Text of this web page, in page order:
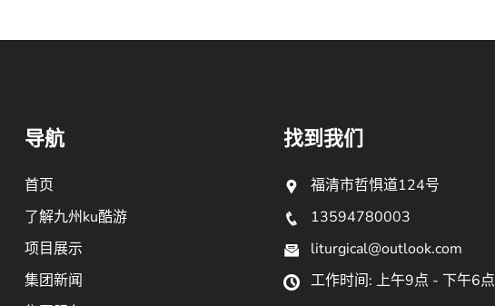
导航
首页
了解九州ku酷游
项目展示
集团新闻
找到我们
福清市哲惧道124号
13594780003
liturgical@outlook.com
工作时间: 上午9点 - 下午6点